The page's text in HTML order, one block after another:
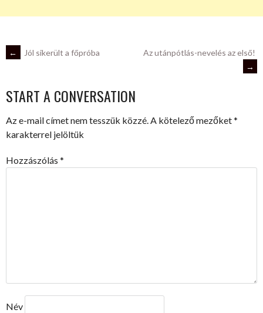
POST
NAVIGATION
← Jól sikerült a főpróba
Az utánpótlás-nevelés az első!
→
START A CONVERSATION
Az e-mail címet nem tesszük közzé.A kötelező mezőket*
karakterrel jelöltük
Hozzászólás *
Név